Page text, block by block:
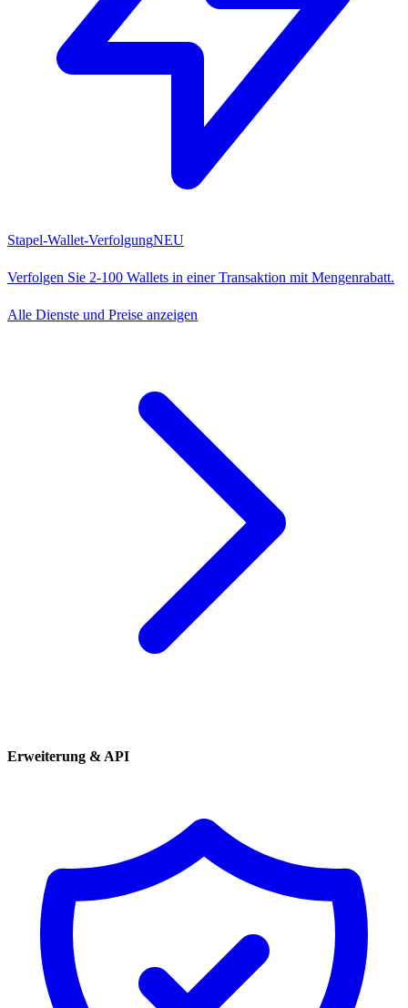
Stapel-Wallet-VerfolgungNEU
Verfolgen Sie 2-100 Wallets in einer Transaktion mit Mengenrabatt.
Alle Dienste und Preise anzeigen
Erweiterung & API